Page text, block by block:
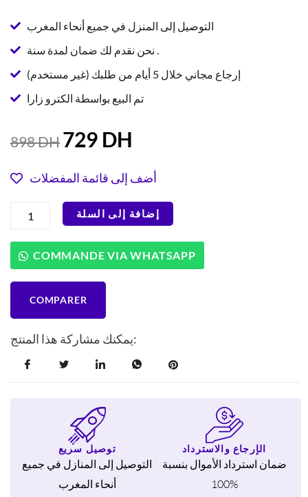
التوصيل إلى المنزل في جميع أنحاء المغرب
نحن نقدم لك ضمان لمدة سنة .
إرجاع مجاني خلال 5 أيام من طلبك (غير مستخدم)
تم البيع بواسطة الكترو زارا
898DH
السعر
الأصلي
هو:
729 DH
هو:
أضف إلى قائمة المفضلات
عصارة
مولينكس
فيتابريس
الفولاذ
المقاوم
للصدأ
PC700D10
(300
واط،
إضافة إلى السلة
COMMANDE VIA WHATSAPP
COMPARER
يمكنك مشاركة هذا المنتج:
توصيل سريع
التوصيل إلى المنازل في جميع
أنحاء المغرب
الإرجاع والاسترداد
ضمان استرداد الأموال بنسبة
100%